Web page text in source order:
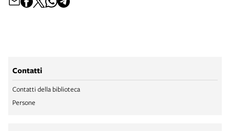
Contatti
Contatti della biblioteca
Persone